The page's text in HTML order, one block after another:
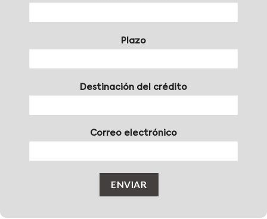
Plazo
Destinación del crédito
Correo electrónico